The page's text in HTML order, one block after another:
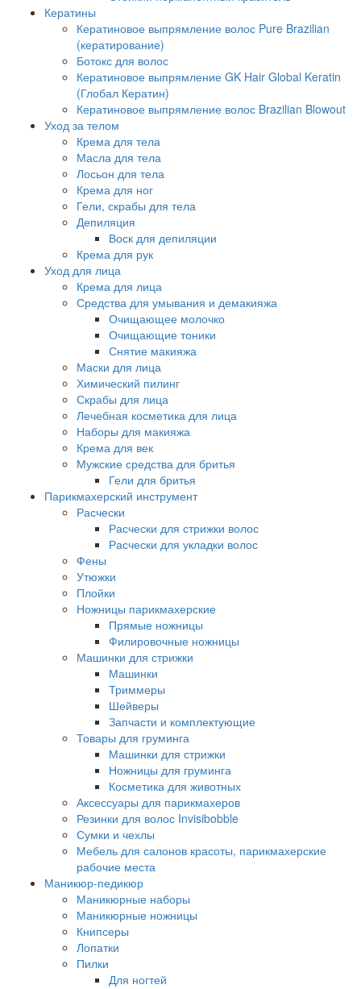
Кератины
Кератиновое выпрямление волос Pure Brazilian
(кератирование)
Ботокс для волос
Кератиновое выпрямление GK Hair Global Keratin
(Глобал Кератин)
Кератиновое выпрямление волос Brazilian Blowout
Уход за телом
Крема для тела
Масла для тела
Лосьон для тела
Крема для ног
Гели, скрабы для тела
Депиляция
Воск для депиляции
Крема для рук
Уход для лица
Крема для лица
Средства для умывания и демакияжа
Очищающее молочко
Очищающие тоники
Снятие макияжа
Маски для лица
Химический пилинг
Скрабы для лица
Лечебная косметика для лица
Наборы для макияжа
Крема для век
Мужские средства для бритья
Гели для бритья
Парикмахерский инструмент
Расчески
Расчески для стрижки волос
Расчески для укладки волос
Фены
Утюжки
Плойки
Ножницы парикмахерские
Прямые ножницы
Филировочные ножницы
Машинки для стрижки
Машинки
Триммеры
Шейверы
Запчасти и комплектующие
Товары для груминга
Машинки для стрижки
Ножницы для груминга
Косметика для животных
Аксессуары для парикмахеров
Резинки для волос Invisibobble
Сумки и чехлы
Мебель для салонов красоты, парикмахерские
рабочие места
Маникюр-педикюр
Маникюрные наборы
Маникюрные ножницы
Книпсеры
Лопатки
Пилки
Для ногтей